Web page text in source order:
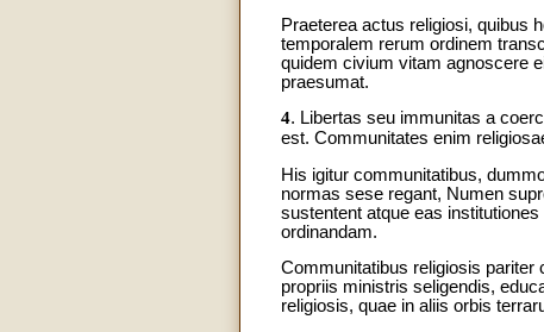
Praeterea actus religiosi, quibus
temporalem rerum ordinem
quidem civium vitam agnoscere
praesumat.
4. Libertas seu immunitas a
est. Communitates enim
His igitur communitatibus,
normas sese regant, Numen
sustentent atque eas
ordinandam.
Communitatibus religiosis pariter
propriis ministris seligendis,
religiosis, quae in aliis orbis